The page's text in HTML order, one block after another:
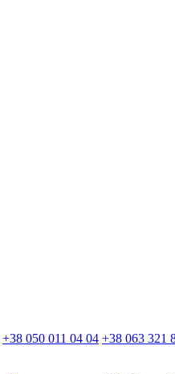
+38 050 011 04 04 +38 063 321